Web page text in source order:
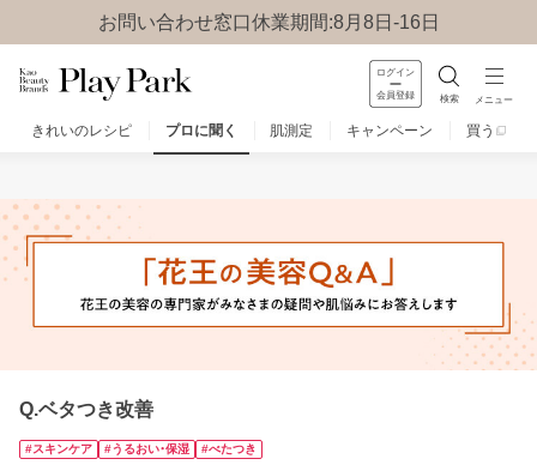
お問い合わせ窓口休業期間:8月8日-16日
ログイン
会員登録 検索 メニュー
きれいのレシピ プロに聞く 肌測定 キャンペーン 買う
Q.ベタつき改善
#スキンケア #うるおい・保湿 #べたつき